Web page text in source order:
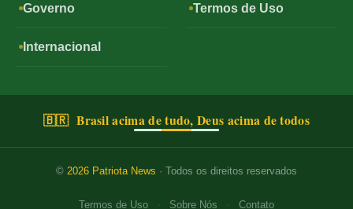
Governo
Internacional
Termos de Uso
🇧🇷 Brasil acima de tudo, Deus acima de todos
© 2026 Patriota News · Todos os direitos reservados
Termos de Uso · Sobre Nós · Contato